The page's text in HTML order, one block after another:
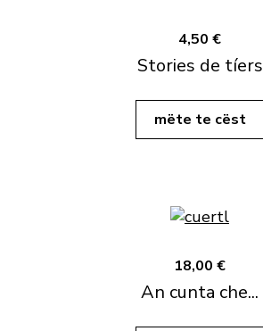
4,50 €
Stories de tíers
mëte te cëst
18,00 €
An cunta che...